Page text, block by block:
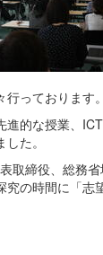
っております。
的な授業、
た。
取締役、総務
の時間に「志